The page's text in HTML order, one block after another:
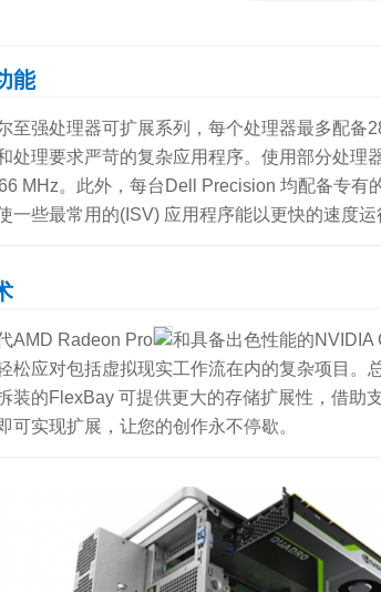
能
至强处理器可扩展系列，每个处理器最多配备
处理要求严苛的复杂应用程序。使用部分处理
MHz。此外，每台Dell Precision 均配备专有
一些最常用的(ISV) 应用程序能以更快的速度运
AMD Radeon Pro
和具备出色性能的NVIDIA
松应对包括虚拟现实工作流在内的复杂项目。
装的FlexBay 可提供更大的存储扩展性，借助
可实现扩展，让您的创作永不停歇。